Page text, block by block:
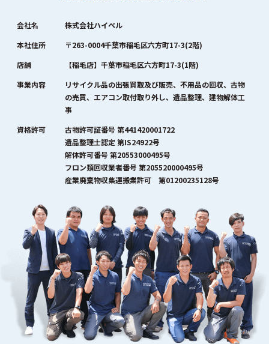
会社名
株式会社ハイペル
本社住所
〒263-0004千葉市稲毛区六方町17-3(2階)
店舗
【稲毛店】千葉市稲毛区六方町17-3(1階)
事業内容
リサイクル品の出張買取及び販売、不用品の回収、古物
の売買、エアコン取付取り外し、遺品整理、建物解体工
事
資格許可
古物許可証番号 第441420001722
遺品整理士認定 第IS24922号
解体許可番号 第20553000495号
フロン類回収業者番号 第205520000495号
産業廃棄物収集運搬業許可 第01200235128号